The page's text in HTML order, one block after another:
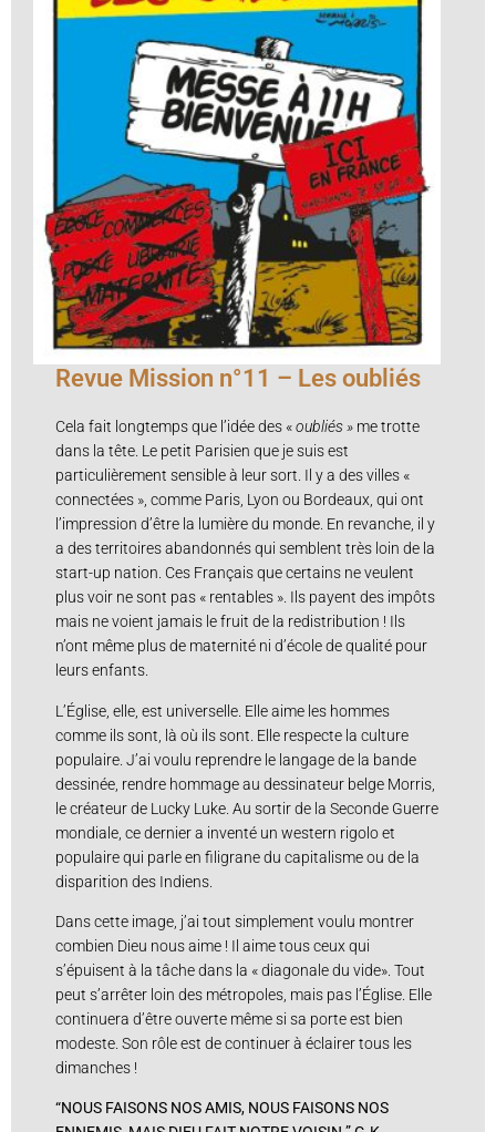
Revue Mission n°11 – Les oubliés
Cela fait longtemps que l’idée des «oubliés » me trotte
dans la tête. Le petit Parisien que je suis est
particulièrement sensible à leur sort. Il y a des villes «
connectées », comme Paris, Lyon ou Bordeaux, qui ont
l’impression d’être la lumière du monde. En revanche, il y
a des territoires abandonnés qui semblent très loin de la
start-up nation. Ces Français que certains ne veulent
plus voir ne sont pas « rentables ». Ils payent des impôts
mais ne voient jamais le fruit de la redistribution ! Ils
n’ont même plus de maternité ni d’école de qualité pour
leurs enfants.
L’Église, elle, est universelle. Elle aime les hommes
comme ils sont, là où ils sont. Elle respecte la culture
populaire. J’ai voulu reprendre le langage de la bande
dessinée, rendre hommage au dessinateur belge Morris,
le créateur de Lucky Luke. Au sortir de la Seconde Guerre
mondiale, ce dernier a inventé un western rigolo et
populaire qui parle en filigrane du capitalisme ou de la
disparition des Indiens.
Dans cette image, j’ai tout simplement voulu montrer
combien Dieu nous aime ! Il aime tous ceux qui
s’épuisent à la tâche dans la « diagonale du vide». Tout
peut s’arrêter loin des métropoles, mais pas l’Église. Elle
continuera d’être ouverte même si sa porte est bien
modeste. Son rôle est de continuer à éclairer tous les
dimanches !
“NOUS FAISONS NOS AMIS, NOUS FAISONS NOS